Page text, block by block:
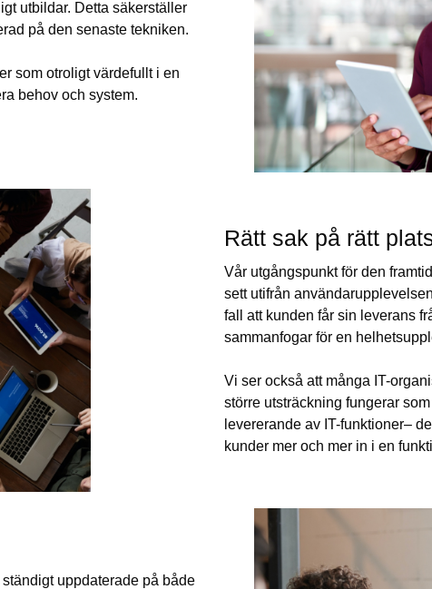
utbildar. Detta säkerställer
på den senaste tekniken.
som otroligt värdefullt i en
behov och system.
Rätt sak på rätt
Vår utgångspunkt för den
sett utifrån
fall att kunden får sin leverans
sammanfogar för en
Vi ser också att många IT-
större utsträckning fungerar
levererande av IT-funktioner–
kunder mer och mer in i en
uppdaterade på både